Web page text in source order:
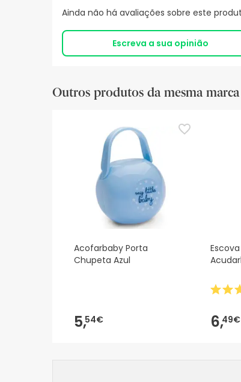
Ainda não há avaliações sobre este
Escreva a sua opinião
Outros produtos da mesma marca
Acofarbaby Porta
Chupeta Azul
5,54€ 6,49€